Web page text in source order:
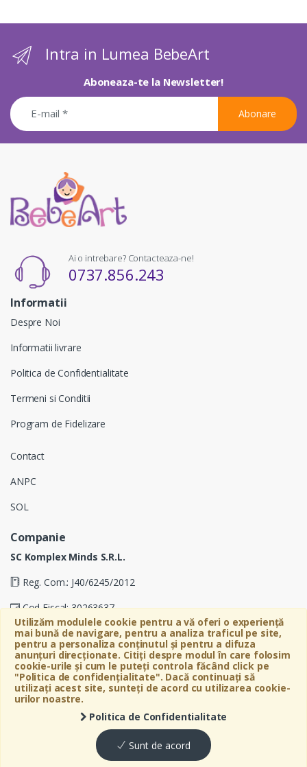
Utilizăm modulele cookie pentru a vă oferi o experiență
mai bună de navigare, pentru a analiza traficul pe site,
pentru a personaliza conținutul și pentru a difuza
anunțuri direcționate. Citiți despre modul în care folosim
cookie-urile și cum le puteți controla făcând click pe
"Politica de confidențialitate". Dacă continuați să
utilizați acest site, sunteți de acord cu utilizarea cookie-
urilor noastre.
Politica de Confidentialitate
Sunt de acord
Intra in Lumea BebeArt
Aboneaza-te la Newsletter!
Abonare
Ai o intrebare? Contacteaza-ne!
0737.856.243
Informatii
Despre Noi
Informatii livrare
Politica de Confidentialitate
Termeni si Conditii
Program de Fidelizare
Contact
ANPC
SOL
Companie
SC Komplex Minds S.R.L.
Reg. Com.: J40/6245/2012
Cod Fiscal: 30263637
Soseaua Virtutii 19D, Etaj 4, Biroul A, Sector 6, Bucuresti
- All Rights Reserved